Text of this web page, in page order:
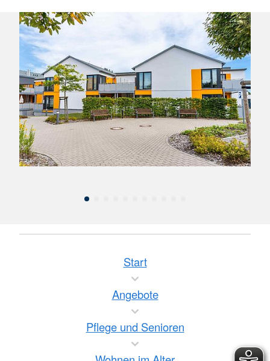
Bedarf Pflege- und Betreuungsleistungen
ergänzen das Angebot. Alles ist individuell
kombinierbar und auf Ihre Wünsche
abgestimmt.
Unser Wohnkonzept
Die Wohnungen sind barrierearm und
altersgerecht gestaltet und optimal auf die
selbstständig in Ihrer eigenen vollwertigen
Benötigen Sie Unterstützung im Alltag oder
möchten zusätzliche Hilfsangebote wie einen
ambulanten Pflegedienst oder Essen auf
und allein die Vereinbarungen im Vertrag. Den
genauen Ausstattungsumfang erfahren Sie von
unserem Personal.
Mehr anzeigen
Start
Angebote
Pflege und Senioren